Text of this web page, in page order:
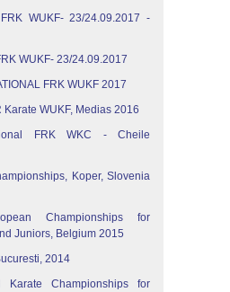
WUKF- 23/24.09.2017 -
WUKF- 23/24.09.2017
FRK WUKF 2017
WUKF, Medias 2016
FRK WKC - Cheile
Koper, Slovenia
Championships for
Juniors, Belgium 2015
2014
Karate Championships for